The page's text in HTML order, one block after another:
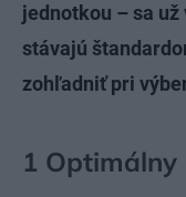
jednotkou – sa
stávajú
zohľadniť pri
1 Optimálny